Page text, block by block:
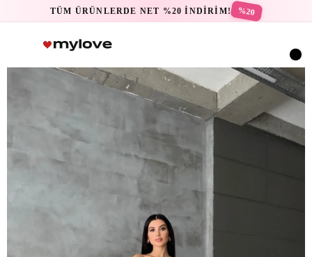
TÜM ÜRÜNLERDE NET %20 İNDİRİM! %20